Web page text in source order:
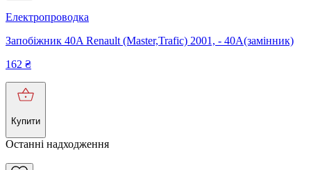
Електропроводка
Запобіжник 40A Renault (Master,Trafic) 2001, - 40A(замінник)
162 ₴
Купити
Останні надходження